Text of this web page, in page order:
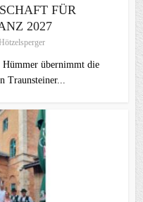
FÜR
2027
übernimmt die
Traunsteiner...